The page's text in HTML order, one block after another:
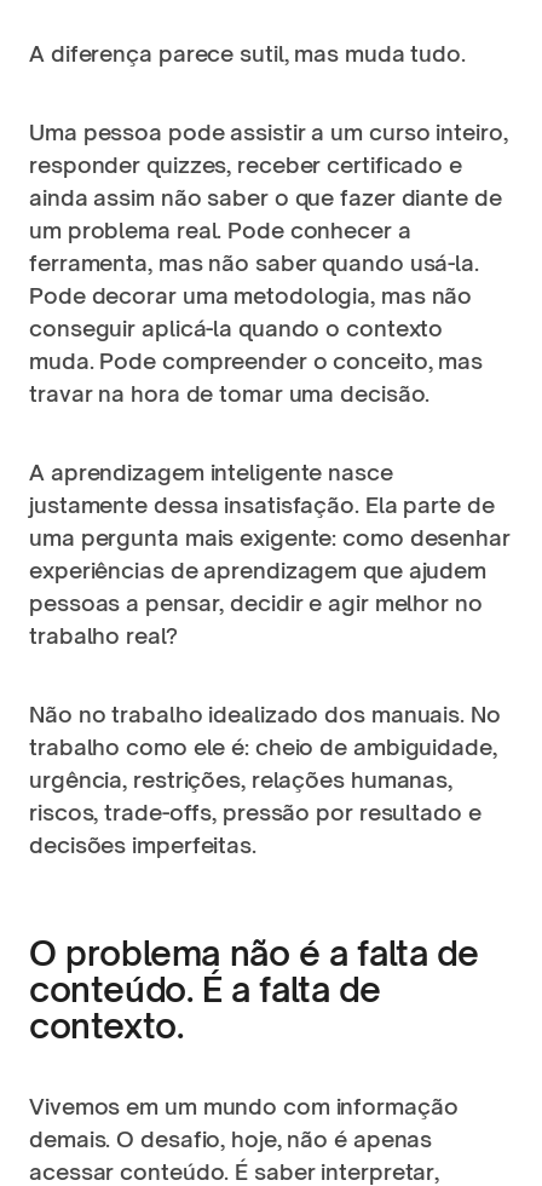
A diferença parece sutil, mas muda tudo.
Uma pessoa pode assistir a um curso inteiro,
responder quizzes, receber certificado e
ainda assim não saber o que fazer diante de
um problema real. Pode conhecer a
ferramenta, mas não saber quando usá-la.
Pode decorar uma metodologia, mas não
conseguir aplicá-la quando o contexto
muda. Pode compreender o conceito, mas
travar na hora de tomar uma decisão.
A aprendizagem inteligente nasce
justamente dessa insatisfação. Ela parte de
uma pergunta mais exigente: como desenhar
experiências de aprendizagem que ajudem
pessoas a pensar, decidir e agir melhor no
trabalho real?
Não no trabalho idealizado dos manuais. No
trabalho como ele é: cheio de ambiguidade,
urgência, restrições, relações humanas,
riscos, trade-offs, pressão por resultado e
decisões imperfeitas.
O problema não é a falta de
conteúdo. É a falta de
contexto.
Vivemos em um mundo com informação
demais. O desafio, hoje, não é apenas
acessar conteúdo. É saber interpretar,